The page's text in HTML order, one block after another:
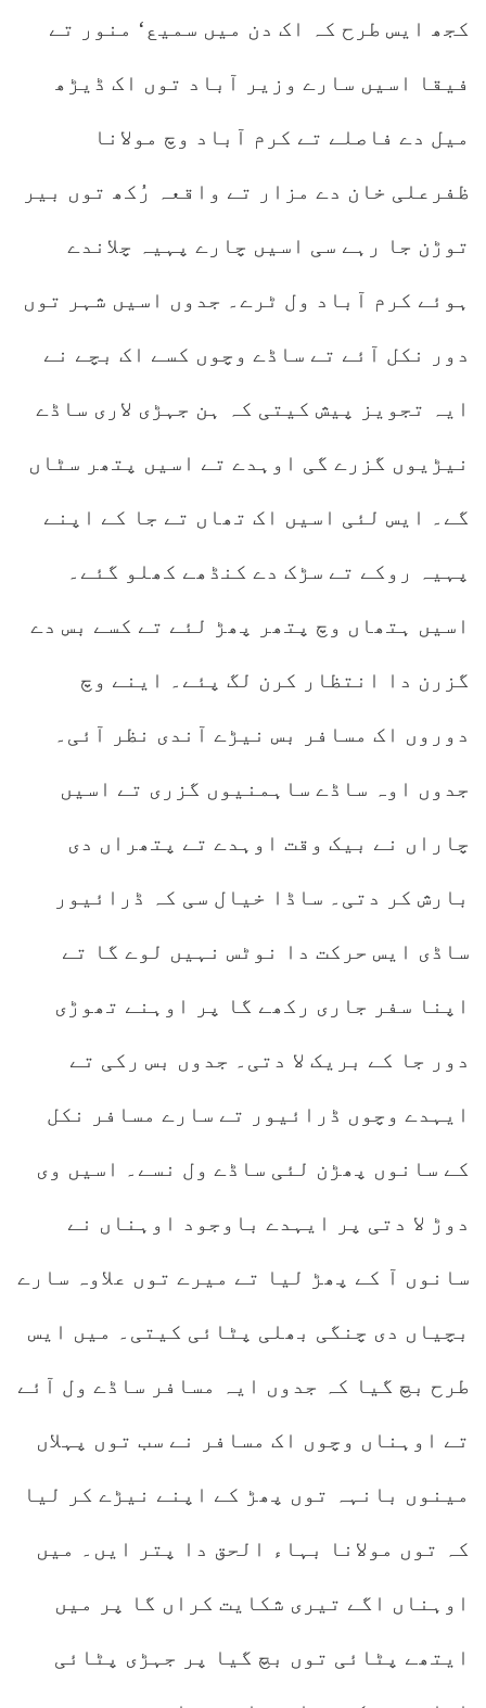
کجھ ایس طرح کہ اک دن میں سمیع‘ منور تے
فیقا اسیں سارے وزیر آباد توں اک ڈیڑھ
میل دے فاصلے تے کرم آباد وچ مولانا
ظفرعلی خان دے مزار تے واقعہ رُکھ توں بیر
توڑن جا رہے سی اسیں چارے پہیہ چلاندے
ہوئے کرم آباد ول ٹرے۔ جدوں اسیں شہر توں
دور نکل آئے تے ساڈے وچوں کسے اک بچے نے
ایہ تجویز پیش کیتی کہ ہن جہڑی لاری ساڈے
نیڑیوں گزرے گی اوہدے تے اسیں پتھر سٹاں
گے۔ ایس لئی اسیں اک تھاں تے جا کے اپنے
پہیہ روکے تے سڑک دے کنڈھے کھلو گئے۔
اسیں ہتھاں وچ پتھر پھڑ لئے تے کسے بس دے
گزرن دا انتظار کرن لگ پئے۔ اینے وچ
دوروں اک مسافر بس نیڑے آندی نظر آئی۔
جدوں اوہ ساڈے ساہمنیوں گزری تے اسیں
چاراں نے بیک وقت اوہدے تے پتھراں دی
بارش کر دتی۔ ساڈا خیال سی کہ ڈرائیور
ساڈی ایس حرکت دا نوٹس نہیں لوے گا تے
اپنا سفر جاری رکھے گا پر اوہنے تھوڑی
دور جا کے بریک لا دتی۔ جدوں بس رکی تے
ایہدے وچوں ڈرائیور تے سارے مسافر نکل
کے سانوں پھڑن لئی ساڈے ول نسے۔ اسیں وی
دوڑ لا دتی پر ایہدے باوجود اوہناں نے
سانوں آ کے پھڑ لیا تے میرے توں علاوہ سارے
بچیاں دی چنگی بھلی پٹائی کیتی۔ میں ایس
طرح بچ گیا کہ جدوں ایہ مسافر ساڈے ول آئے
تے اوہناں وچوں اک مسافر نے سب توں پہلاں
مینوں بانہہ توں پھڑ کے اپنے نیڑے کر لیا
کہ توں مولانا بہاء الحق دا پتر ایں۔ میں
اوہناں اگے تیری شکایت کراں گا پر میں
ایتھے پٹائی توں بچ گیا پر جہڑی پٹائی